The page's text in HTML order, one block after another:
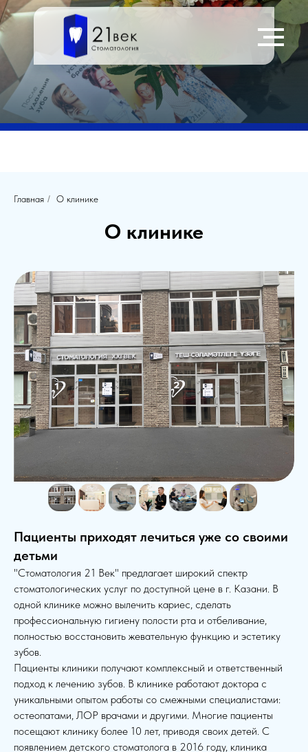
Главная / О клинике
О клинике
Пациенты приходят лечиться уже со своими
детьми
"Стоматология 21 Век" предлагает широкий спектр
стоматологических услуг по доступной цене в г. Казани. В
одной клинике можно вылечить кариес, сделать
профессиональную гигиену полости рта и отбеливание,
полностью восстановить жевательную функцию и эстетику
зубов.
Пациенты клиники получают комплексный и ответственный
подход к лечению зубов. В клинике работают доктора с
уникальными опытом работы со смежными специалистами:
остеопатами, ЛОР врачами и другими. Многие пациенты
посещают клинику более 10 лет, приводя своих детей. С
появлением детского стоматолога в 2016 году, клиника